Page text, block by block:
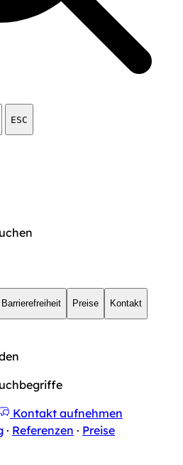
ESC
Barrierefreiheit Preise Kontakt
Kontakt aufnehmen
· Referenzen · Preise